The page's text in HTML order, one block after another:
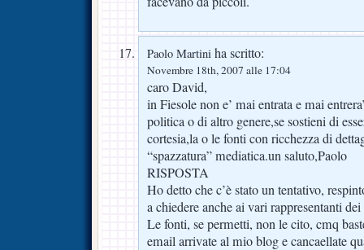
Paolo Martini ha scritto:
Novembre 18th, 2007 alle 17:04
caro David,
in Fiesole non e’ mai entrata e mai
politica o di altro genere,se sostieni di
cortesia,la o le fonti con ricchezza di
“spazzatura” mediatica.un saluto,Paolo
RISPOSTA
Ho detto che c’è stato un tentativo,
a chiedere anche ai vari rappresentanti
Le fonti, se permetti, non le cito, cmq
email arrivate al mio blog e cancaellate